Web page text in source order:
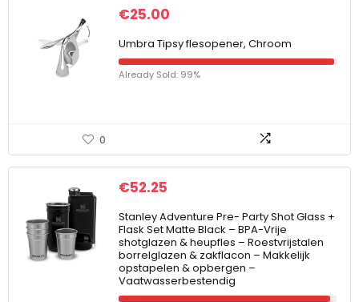
€25.00
Umbra Tipsy flesopener, Chroom
Already Sold: 99%
0
€52.25
Stanley Adventure Pre- Party Shot Glass +
Flask Set Matte Black – BPA-Vrije
shotglazen & heupfles – Roestvrijstalen
borrelglazen & zakflacon – Makkelijk
opstapelen & opbergen –
Vaatwasserbestendig